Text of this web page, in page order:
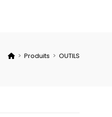
> Produits > OUTILS